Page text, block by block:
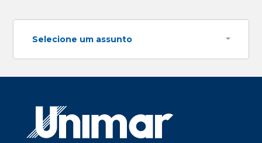
Selecione um assunto